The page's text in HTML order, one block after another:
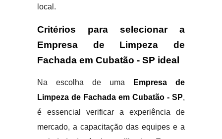
local.
Critérios para selecionar a
Empresa de Limpeza de
Fachada em Cubatão - SP ideal
Na escolha de uma
Empresa de
Limpeza de Fachada em Cubatão - SP,
é essencial verificar a experiência de
mercado, a capacitação das equipes e a